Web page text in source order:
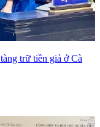
trữ tiền giả ở Cà